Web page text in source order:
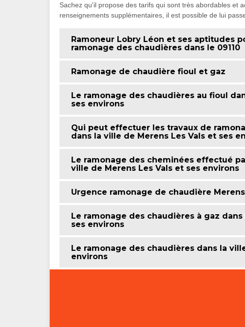
Sachez qu'il propose des tarifs qui sont très abordables et
renseignements supplémentaires, il est possible de lui
Ramoneur Lobry Léon et ses aptitudes
ramonage des chaudières dans le 09110
Ramonage de chaudière fioul et gaz
Le ramonage des chaudières au fioul
ses environs
Qui peut effectuer les travaux de
dans la ville de Merens Les Vals et ses
Le ramonage des cheminées effectué
ville de Merens Les Vals et ses environs
Urgence ramonage de chaudière
Le ramonage des chaudières à gaz
ses environs
Le ramonage des chaudières dans la
environs